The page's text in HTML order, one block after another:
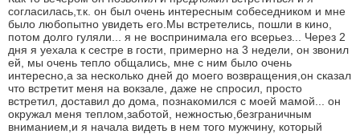
согласилась,т.к. он был очень интересным собеседником и мне
было любопытно увидеть его.Мы встретелись, пошли в кино,
потом долго гуляли... я не воспринимала его всерьез... Через 2
дня я уехала к сестре в гости, примерно на 3 недели, он звонил
ей, мы очень тепло общались, мне с ним было очень
интересно,а за несколько дней до моего возвращения,он сказал
что встретит меня на вокзале, даже не спросил, просто
встретил, доставил до дома, познакомился с моей мамой... он
окружал меня теплом,заботой, нежностью,безграничным
вниманием,и я начала видеть в нем того мужчину, который